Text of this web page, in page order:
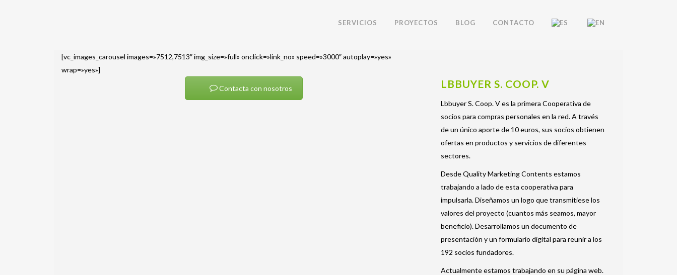
SERVICIOS PROYECTOS BLOG CONTACTO
[vc_images_carousel images=»7512,7513″ img_size=»full» onclick=»link_no» speed=»3000″ autoplay=»yes»
wrap=»yes»]
Contacta con nosotros LBBUYER S. COOP. V
Lbbuyer S. Coop. V es la primera Cooperativa de
socios para compras personales en la red. A través
de un único aporte de 10 euros, sus socios obtienen
ofertas en productos y servicios de diferentes
sectores.
Desde Quality Marketing Contents estamos
trabajando a lado de esta cooperativa para
impulsarla. Diseñamos un logo que transmitiese los
valores del proyecto (cuantos más seamos, mayor
beneficio). Desarrollamos un documento de
presentación y un formulario digital para reunir a los
192 socios fundadores.
Actualmente estamos trabajando en su página web.